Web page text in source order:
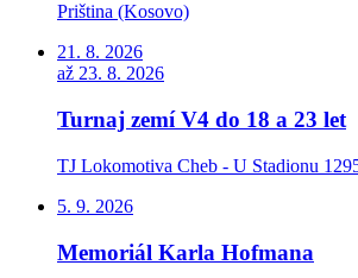
Priština (Kosovo)
21. 8. 2026
až 23. 8. 2026
Turnaj zemí V4 do 18 a 23 let
TJ Lokomotiva Cheb - U Stadionu
5. 9. 2026
Memoriál Karla Hofmana